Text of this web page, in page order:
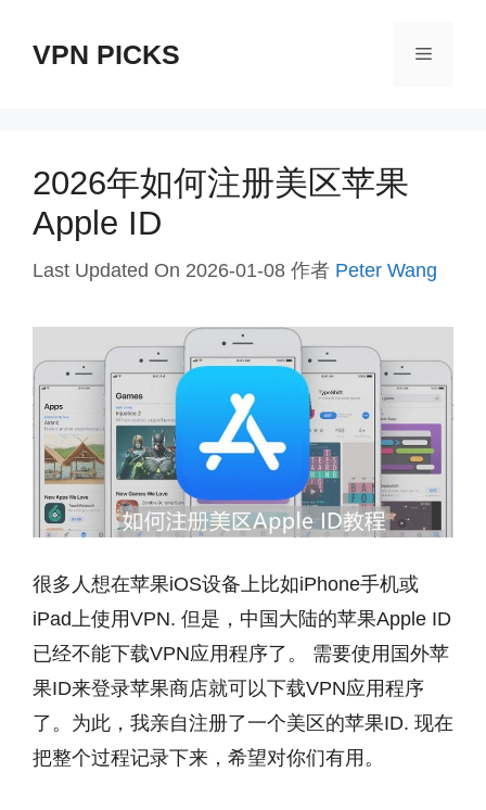
VPN PICKS 菜
2026年如何注册美区苹果
Apple ID
Last Updated On 2026-01-08 作者 Peter Wang
很多人想在苹果iOS设备上比如iPhone手机或
iPad上使用VPN. 但是，中国大陆的苹果Apple ID
已经不能下载VPN应用程序了。 需要使用国外苹
果ID来登录苹果商店就可以下载VPN应用程序
了。为此，我亲自注册了一个美区的苹果ID. 现在
把整个过程记录下来，希望对你们有用。